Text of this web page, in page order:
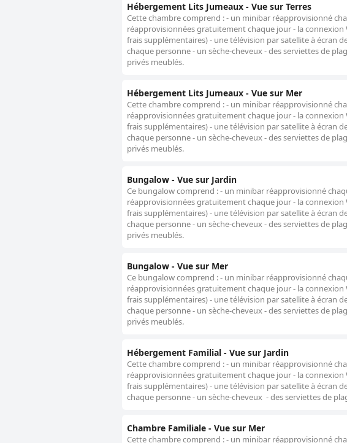
Hébergement Lits Jumeaux - Vue sur Terres
Cette chambre comprend : - un minibar réapprovisionné
réapprovisionnées gratuitement chaque jour - la
frais supplémentaires) - une télévision par satellite à écran
chaque personne - un sèche-cheveux - des serviettes de
privés meublés.
Hébergement Lits Jumeaux - Vue sur Mer
Cette chambre comprend : - un minibar réapprovisionné
réapprovisionnées gratuitement chaque jour - la
frais supplémentaires) - une télévision par satellite à écran
chaque personne - un sèche-cheveux - des serviettes de
privés meublés.
Bungalow - Vue sur Jardin
Ce bungalow comprend : - un minibar réapprovisionné
réapprovisionnées gratuitement chaque jour - la
frais supplémentaires) - une télévision par satellite à écran
chaque personne - un sèche-cheveux - des serviettes de
privés meublés.
Bungalow - Vue sur Mer
Ce bungalow comprend : - un minibar réapprovisionné
réapprovisionnées gratuitement chaque jour - la
frais supplémentaires) - une télévision par satellite à écran
chaque personne - un sèche-cheveux - des serviettes de
privés meublés.
Hébergement Familial - Vue sur Jardin
Cette chambre comprend : - un minibar réapprovisionné
réapprovisionnées gratuitement chaque jour - la
frais supplémentaires) - une télévision par satellite à écran
chaque personne - un sèche-cheveux - des serviettes de
Chambre Familiale - Vue sur Mer
Cette chambre comprend : - un minibar réapprovisionné